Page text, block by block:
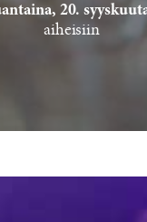
20.
aiheisiin